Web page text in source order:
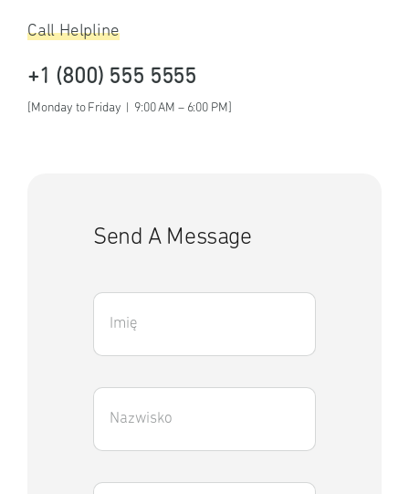
Call Helpline
+1 (800) 555 5555
[Monday to Friday | 9:00 AM – 6:00 PM]
Send A Message